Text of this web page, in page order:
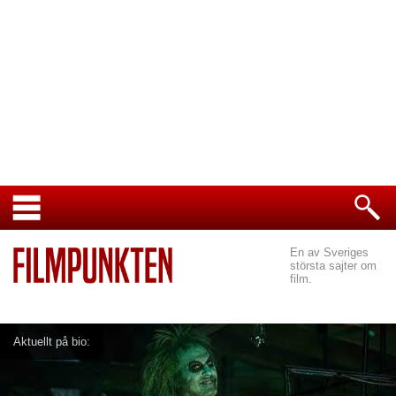
En av Sveriges
största sajter om
film.
Aktuellt på bio: